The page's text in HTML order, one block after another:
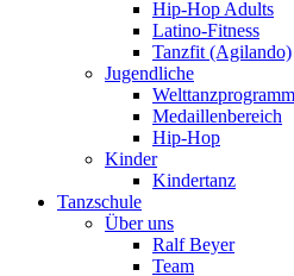
Hip-Hop Adults
Latino-Fitness
Tanzfit (Agilando)
Jugendliche
Welttanzprogramm
Medaillenbereich
Hip-Hop
Kinder
Kindertanz
Tanzschule
Über uns
Ralf Beyer
Team